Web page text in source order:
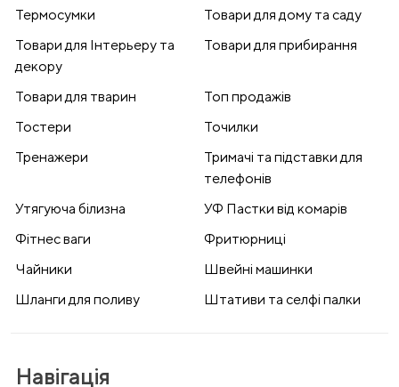
Термосумки
Товари для дому та саду
Товари для Інтерьеру та
декору
Товари для прибирання
Товари для тварин
Топ продажів
Тостери
Точилки
Тренажери
Тримачі та підставки для
телефонів
Утягуюча білизна
УФ Пастки від комарів
Фітнес ваги
Фритюрниці
Чайники
Швейні машинки
Шланги для поливу
Штативи та селфі палки
Навігація